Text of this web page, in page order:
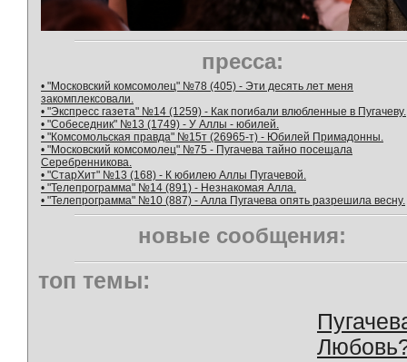
пресса:
• "Московский комсомолец" №78 (405) - Эти десять лет меня
закомплексовали.
• "Экспресс газета" №14 (1259) - Как погибали влюбленные в Пугачеву.
• "Собеседник" №13 (1749) - У Аллы - юбилей.
• "Комсомольская правда" №15т (26965-т) - Юбилей Примадонны.
• "Московский комсомолец" №75 - Пугачева тайно посещала
Серебренникова.
• "СтарХит" №13 (168) - К юбилею Аллы Пугачевой.
• "Телепрограмма" №14 (891) - Незнакомая Алла.
• "Телепрограмма" №10 (887) - Алла Пугачева опять разрешила весну.
новые сообщения:
топ темы: